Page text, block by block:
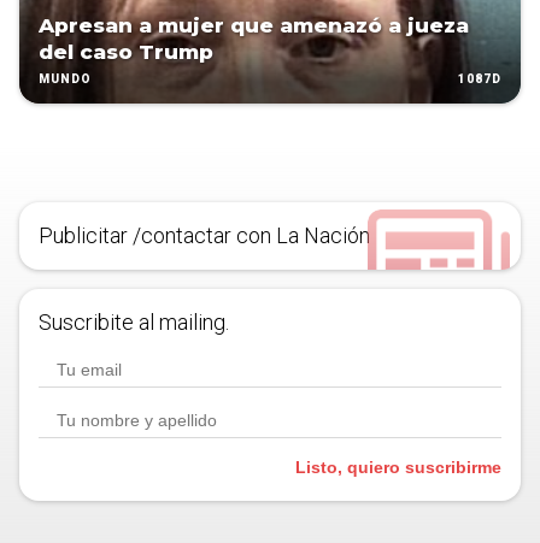
Apresan a mujer que amenazó a jueza
del caso Trump
MUNDO 1087D
Publicitar /contactar con La Nación
Suscribite al mailing.
Listo, quiero suscribirme